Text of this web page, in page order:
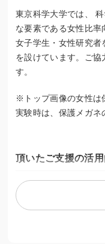
東京科学大学では、
な要素である女性比率
女子学生・女性研究者
を設けています。ご協
す。
※トップ画像の女性は
実験時は、保護メガネ
頂いたご支援の活
頂いたご支援は主に下
１．女子高生・保護者